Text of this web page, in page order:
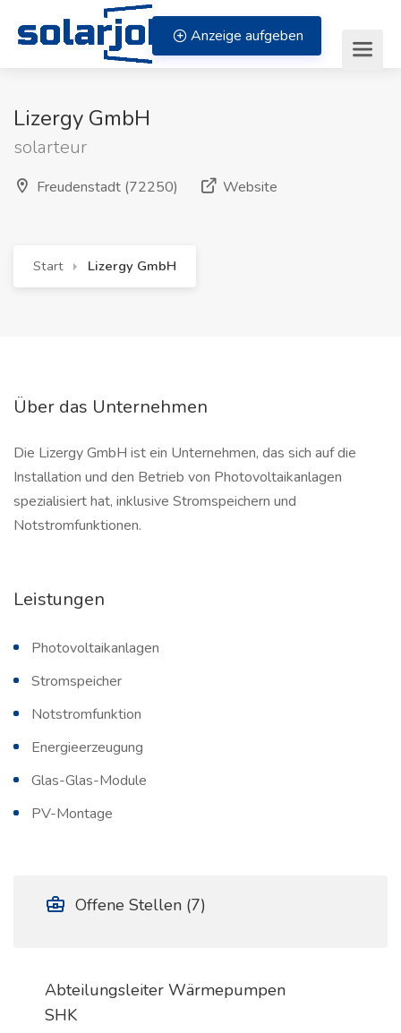
Zum Inhalt springen
Anzeige aufgeben
Lizergy GmbH
solarteur
Freudenstadt (72250) Website
Start Lizergy GmbH
Über das Unternehmen
Die Lizergy GmbH ist ein Unternehmen, das sich auf die
Installation und den Betrieb von Photovoltaikanlagen
spezialisiert hat, inklusive Stromspeichern und
Notstromfunktionen.
Leistungen
Photovoltaikanlagen
Stromspeicher
Notstromfunktion
Energieerzeugung
Glas-Glas-Module
PV-Montage
Offene Stellen (7)
Abteilungsleiter Wärmepumpen
SHK